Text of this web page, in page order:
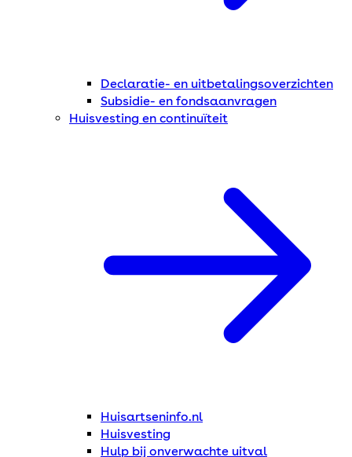
Declaratie- en uitbetalingsoverzichten
Subsidie- en fondsaanvragen
Huisvesting en continuïteit
Huisartseninfo.nl
Huisvesting
Hulp bij onverwachte uitval